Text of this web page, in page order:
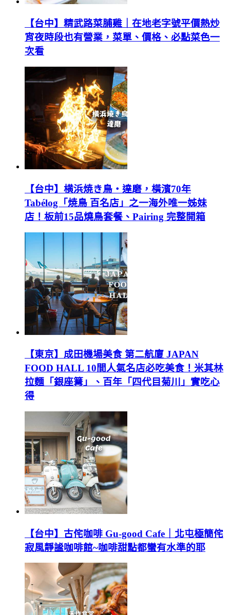
【台中】精武路菜脯雞｜在地老字號平價熱炒
宵夜時段也有營業，菜單、價格、必點菜色一
次看
【台中】横浜焼き鳥‧達磨，橫濱70年
Tabélog「焼鳥 百名店」之一海外唯一姊妹
店！板前15品燒鳥套餐、Pairing 完整開箱
【東京】成田機場美食 第二航廈 JAPAN
FOOD HALL 10間人氣名店必吃美食！米其林
拉麵「銀座篝」、百年「四代目菊川」實吃心
得
【台中】古侘咖啡 Gu-good Cafe｜北屯極簡侘
寂風靜謐咖啡館~咖啡甜點都蠻有水準的耶